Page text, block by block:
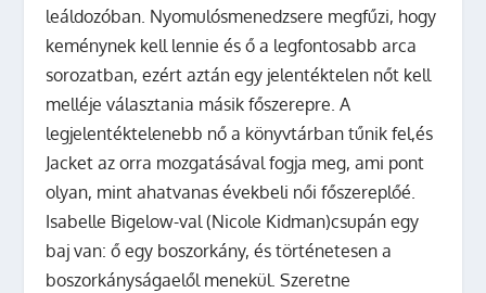
leáldozóban. Nyomulósmenedzsere megfűzi, hogy
keménynek kell lennie és ő a legfontosabb arca
sorozatban, ezért aztán egy jelentéktelen nőt kell
melléje választania másik főszerepre. A
legjelentéktelenebb nő a könyvtárban tűnik fel,és
Jacket az orra mozgatásával fogja meg, ami pont
olyan, mint ahatvanas évekbeli női főszereplőé.
Isabelle Bigelow-val (Nicole Kidman)csupán egy
baj van: ő egy boszorkány, és történetesen a
boszorkányságaelől menekül. Szeretne